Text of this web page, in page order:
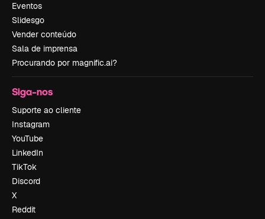
Eventos
Slidesgo
Vender conteúdo
Sala de imprensa
Procurando por magnific.ai?
Siga-nos
Suporte ao cliente
Instagram
YouTube
LinkedIn
TikTok
Discord
X
Reddit